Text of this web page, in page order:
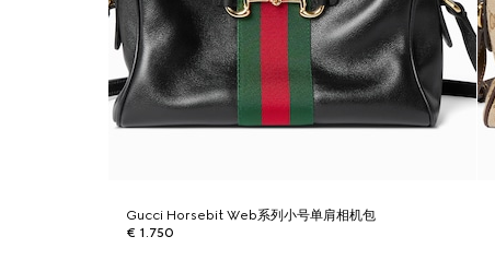
Gucci Horsebit Web系列小号单肩相机包
€ 1.750